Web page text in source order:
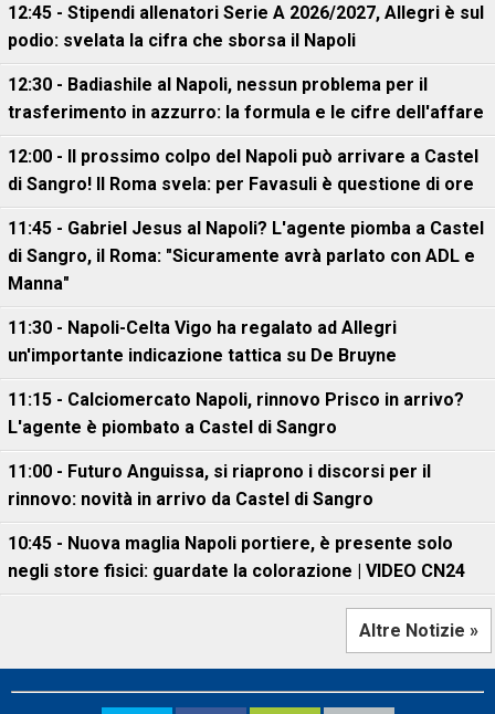
12:45 - Stipendi allenatori Serie A 2026/2027, Allegri è sul
podio: svelata la cifra che sborsa il Napoli
12:30 - Badiashile al Napoli, nessun problema per il
trasferimento in azzurro: la formula e le cifre dell'affare
12:00 - Il prossimo colpo del Napoli può arrivare a Castel
di Sangro! Il Roma svela: per Favasuli è questione di ore
11:45 - Gabriel Jesus al Napoli? L'agente piomba a Castel
di Sangro, il Roma: "Sicuramente avrà parlato con ADL e
Manna"
11:30 - Napoli-Celta Vigo ha regalato ad Allegri
un'importante indicazione tattica su De Bruyne
11:15 - Calciomercato Napoli, rinnovo Prisco in arrivo?
L'agente è piombato a Castel di Sangro
11:00 - Futuro Anguissa, si riaprono i discorsi per il
rinnovo: novità in arrivo da Castel di Sangro
10:45 - Nuova maglia Napoli portiere, è presente solo
negli store fisici: guardate la colorazione | VIDEO CN24
Altre Notizie »